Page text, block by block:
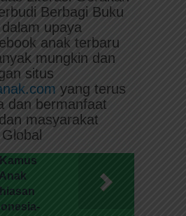
Berbagi Buku
upaya
anak terbaru
mungkin dan
situs
yang terus
dan bermanfaat
masyarakat
Kamus